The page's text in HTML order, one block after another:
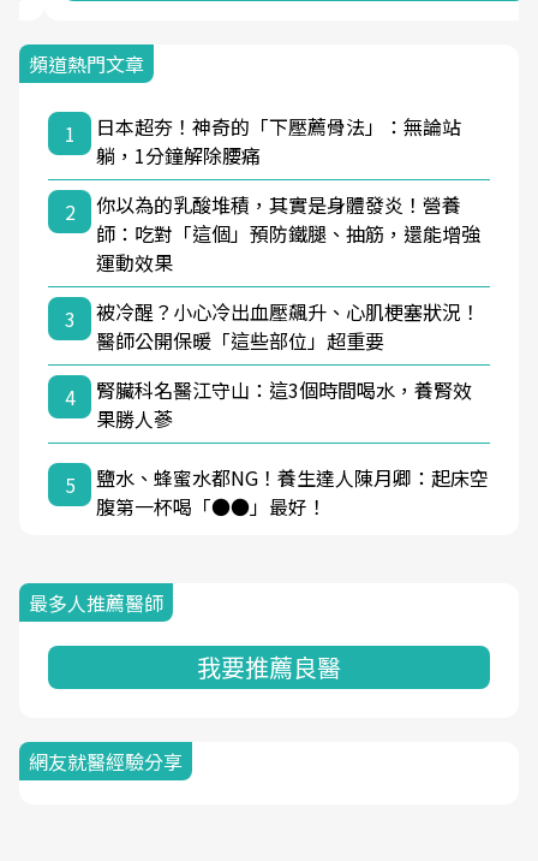
頻道熱門文章
1
日本超夯！神奇的「下壓薦骨法」：無論站
躺，1分鐘解除腰痛
2
你以為的乳酸堆積，其實是身體發炎！營養
師：吃對「這個」預防鐵腿、抽筋，還能增強
運動效果
3
被冷醒？小心冷出血壓飆升、心肌梗塞狀況！
醫師公開保暖「這些部位」超重要
4
腎臟科名醫江守山：這3個時間喝水，養腎效
果勝人蔘
5
鹽水、蜂蜜水都NG！養生達人陳月卿：起床空
腹第一杯喝「●●」最好！
最多人推薦醫師
我要推薦良醫
網友就醫經驗分享